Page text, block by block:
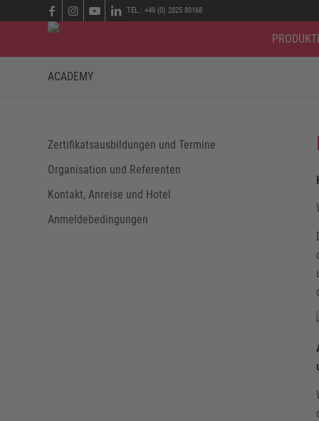
TEL.: +49 (0) 2825 80168
ACADEMY
Zertifikatsausbildungen und Termine
Organisation und Referenten
Kontakt, Anreise und Hotel
Anmeldebedingungen